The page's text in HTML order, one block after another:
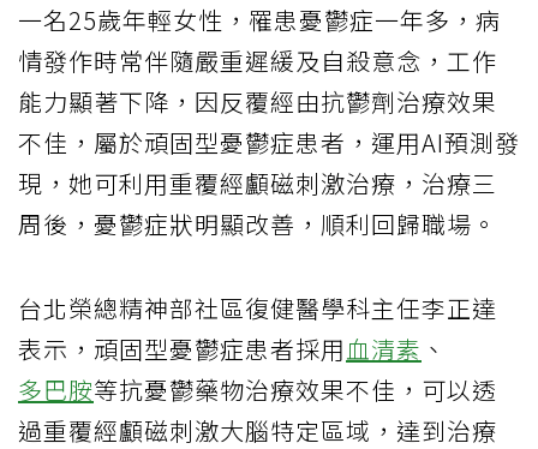
一名25歲年輕女性，罹患憂鬱症一年多，病
情發作時常伴隨嚴重遲緩及自殺意念，工作
能力顯著下降，因反覆經由抗鬱劑治療效果
不佳，屬於頑固型憂鬱症患者，運用AI預測發
現，她可利用重覆經顱磁刺激治療，治療三
周後，憂鬱症狀明顯改善，順利回歸職場。
台北榮總精神部社區復健醫學科主任李正達
表示，頑固型憂鬱症患者採用血清素 、
多巴胺等抗憂鬱藥物治療效果不佳，可以透
過重覆經顱磁刺激大腦特定區域，達到治療